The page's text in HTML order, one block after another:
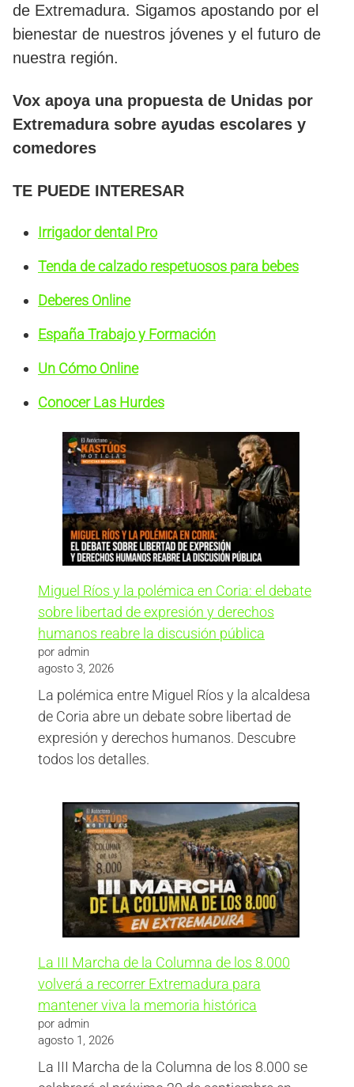
de Extremadura. Sigamos apostando por el
bienestar de nuestros jóvenes y el futuro de
nuestra región.
Vox apoya una propuesta de Unidas por
Extremadura sobre ayudas escolares y
comedores
TE PUEDE INTERESAR
Irrigador dental Pro
Tenda de calzado respetuosos para bebes
Deberes Online
España Trabajo y Formación
Un Cómo Online
Conocer Las Hurdes
Miguel Ríos y la polémica en Coria: el debate
sobre libertad de expresión y derechos
humanos reabre la discusión pública
por admin
agosto 3, 2026
La polémica entre Miguel Ríos y la alcaldesa
de Coria abre un debate sobre libertad de
expresión y derechos humanos. Descubre
todos los detalles.
La III Marcha de la Columna de los 8.000
volverá a recorrer Extremadura para
mantener viva la memoria histórica
por admin
agosto 1, 2026
La III Marcha de la Columna de los 8.000 se